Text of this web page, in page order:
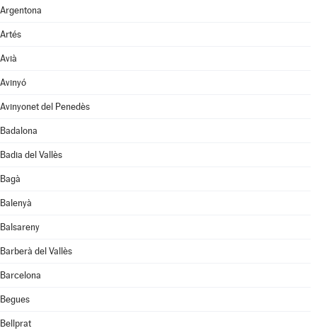
Argentona
Artés
Avià
Avinyó
Avinyonet del Penedès
Badalona
Badia del Vallès
Bagà
Balenyà
Balsareny
Barberà del Vallès
Barcelona
Begues
Bellprat